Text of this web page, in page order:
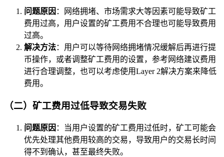
问题原因 ：网络拥堵、市场需求大等因素可能导致矿工
费用过高，用户设置的矿工费用不合理也可能导致费用
过高。
解决方法：用户可以等待网络拥堵情况缓解后再进行提
币操作，或者调整矿工费用的设置，参考网络建议费用
进行合理调整，也可以考虑使用Layer 2解决方案来降低
费用。
（二）矿工费用过低导致交易失败
问题原因 ：当用户设置的矿工费用过低时，矿工可能会
优先处理其他费用较高的交易，导致用户的交易长时间
得不到确认，甚至最终失败。